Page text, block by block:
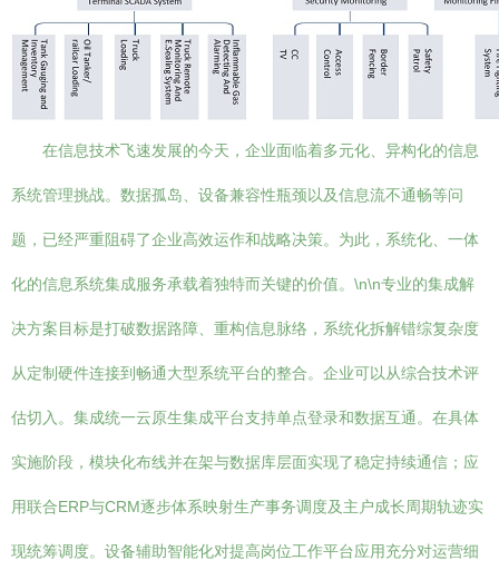
在信息技术飞速发展的今天，企业面临着多元化、异构化的信息
系统管理挑战。数据孤岛、设备兼容性瓶颈以及信息流不通畅等问
题，已经严重阻碍了企业高效运作和战略决策。为此，系统化、一体
化的信息系统集成服务承载着独特而关键的价值。\n\n专业的集成解
决方案目标是打破数据路障、重构信息脉络，系统化拆解错综复杂度
从定制硬件连接到畅通大型系统平台的整合。企业可以从综合技术评
估切入。集成统一云原生集成平台支持单点登录和数据互通。在具体
实施阶段，模块化布线并在架与数据库层面实现了稳定持续通信；应
用联合ERP与CRM逐步体系映射生产事务调度及主户成长周期轨迹实
现统筹调度。设备辅助智能化对提高岗位工作平台应用充分对运营细